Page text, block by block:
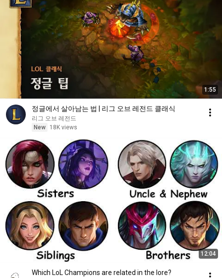
1:55
정글에서 살아남는 법 | 리그 오브 레전드 클래식
리그 오브 레전드
New
18K views
12:04
Which LoL Champions are related in the lore?